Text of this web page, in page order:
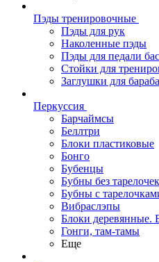
Пэды тренировочные
Пэды для рук
Наколенные пэды
Пэды для педали
Стойки для
Заглушки для
Перкуссия
Барчаймсы
Беллтри
Блоки пластиковые
Бонго
Бубенцы
Бубны без тарелочек
Бубны с
Вибраслэпы
Блоки деревянные.
Гонги, там-тамы
Еще